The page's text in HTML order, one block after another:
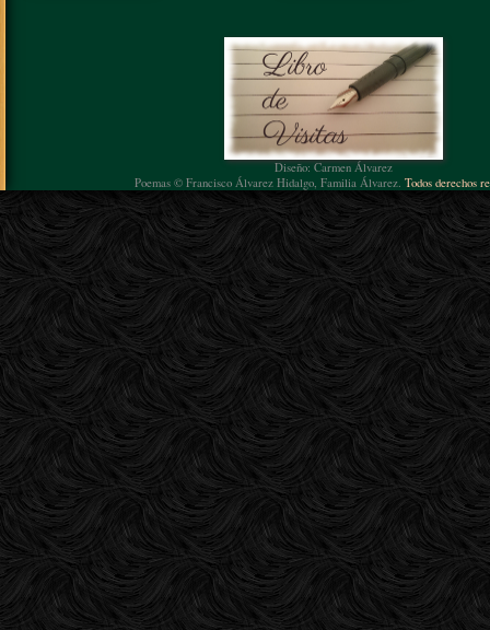
Diseño: Carmen Álvarez
Poemas © Francisco Álvarez Hidalgo, Familia Álvarez. Todos derechos